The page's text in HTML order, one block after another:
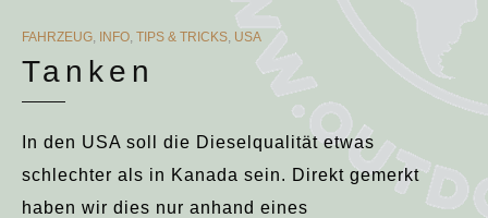
CATEGORIES
FAHRZEUG, INFO, TIPS & TRICKS, USA
Tanken
In den USA soll die Dieselqualität etwas
schlechter als in Kanada sein. Direkt gemerkt
haben wir dies nur anhand eines